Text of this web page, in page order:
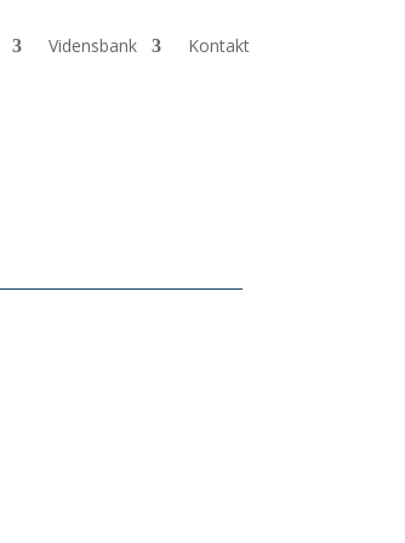
Vidensbank Kontakt